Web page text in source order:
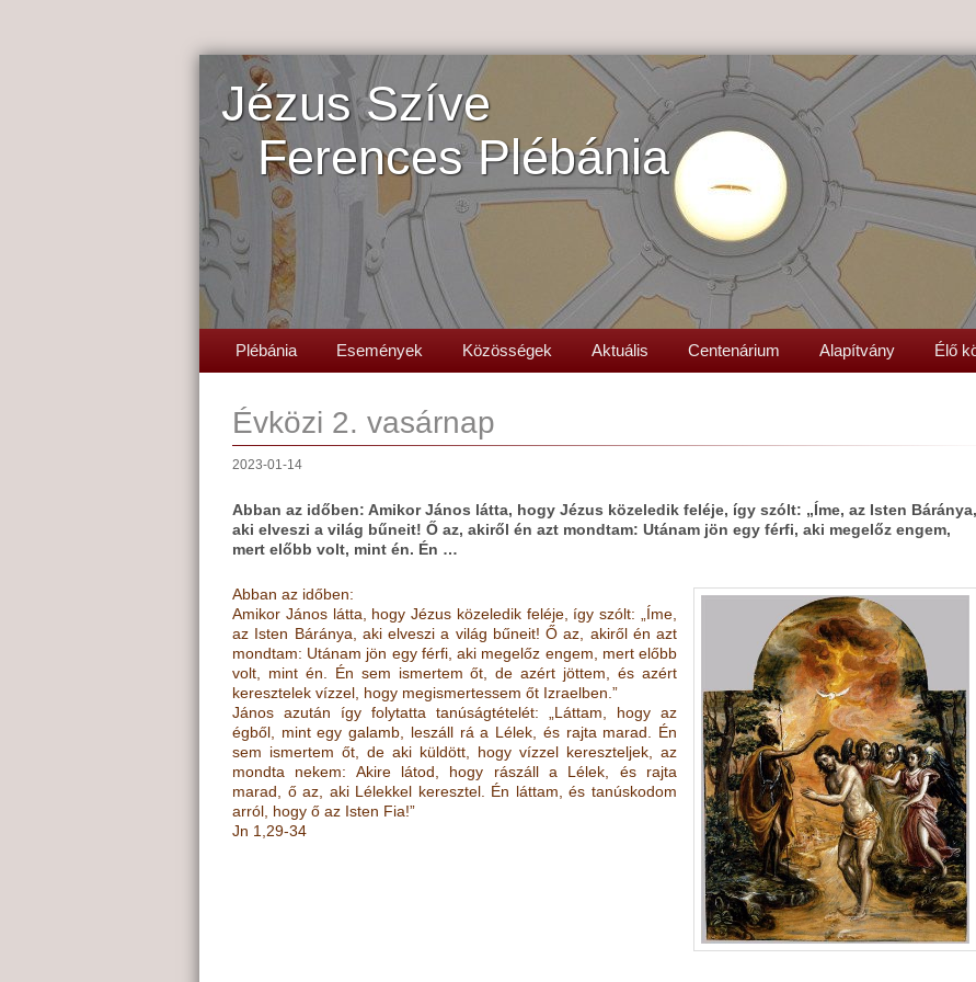
Jézus Szíve
Ferences Plébánia
Plébánia Események Közösségek Aktuális Centenárium Alapítvány Élő
Évközi 2. vasárnap
2023-01-14
Abban az időben: Amikor János látta, hogy Jézus közeledik feléje, így szólt: „Íme, az Isten Báránya,
aki elveszi a világ bűneit! Ő az, akiről én azt mondtam: Utánam jön egy férfi, aki megelőz engem,
mert előbb volt, mint én. Én …
Abban az időben:
Amikor János látta, hogy Jézus közeledik feléje, így szólt: „Íme,
az Isten Báránya, aki elveszi a világ bűneit! Ő az, akiről én azt
mondtam: Utánam jön egy férfi, aki megelőz engem, mert előbb
volt, mint én. Én sem ismertem őt, de azért jöttem, és azért
keresztelek vízzel, hogy megismertessem őt Izraelben.”
János azután így folytatta tanúságtételét: „Láttam, hogy az
égből, mint egy galamb, leszáll rá a Lélek, és rajta marad. Én
sem ismertem őt, de aki küldött, hogy vízzel kereszteljek, az
mondta nekem: Akire látod, hogy rászáll a Lélek, és rajta
marad, ő az, aki Lélekkel keresztel. Én láttam, és tanúskodom
arról, hogy ő az Isten Fia!”
Jn 1,29-34